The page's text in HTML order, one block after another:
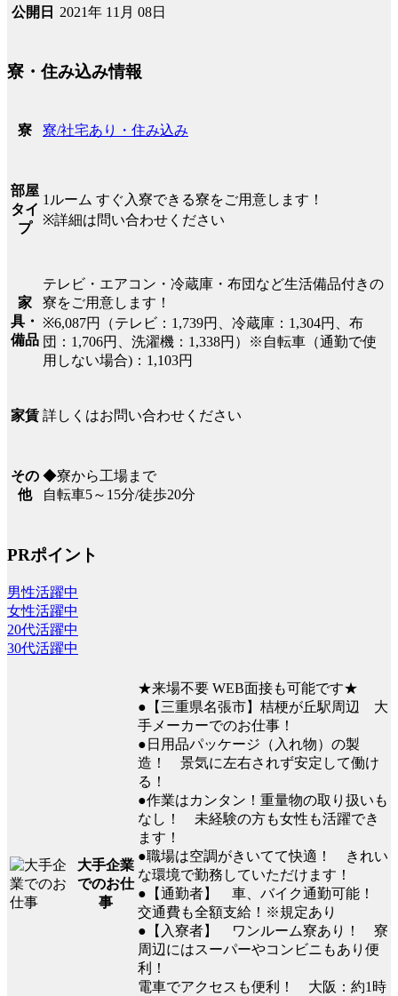
公開日 2021年 11月 08日
寮・住み込み情報
寮 寮/社宅あり・住み込み
部屋
タイ
プ
1ルーム すぐ入寮できる寮をご用意します！
※詳細は問い合わせください
家
具・
備品
テレビ・エアコン・冷蔵庫・布団など生活備品付きの
寮をご用意します！
※6,087円（テレビ：1,739円、冷蔵庫：1,304円、布
団：1,706円、洗濯機：1,338円）※自転車（通勤で使
用しない場合)：1,103円
家賃 詳しくはお問い合わせください
その
他
◆寮から工場まで
自転車5～15分/徒歩20分
PRポイント
男性活躍中
女性活躍中
20代活躍中
30代活躍中
大手企業
でのお仕
事
★来場不要 WEB面接も可能です★
●【三重県名張市】桔梗が丘駅周辺 大
手メーカーでのお仕事！
●日用品パッケージ（入れ物）の製
造！ 景気に左右されず安定して働け
る！
●作業はカンタン！重量物の取り扱いも
なし！ 未経験の方も女性も活躍でき
ます！
●職場は空調がきいてて快適！ きれい
な環境で勤務していただけます！
●【通勤者】 車、バイク通勤可能！
交通費も全額支給！※規定あり
●【入寮者】 ワンルーム寮あり！ 寮
周辺にはスーパーやコンビニもあり便
利！
電車でアクセスも便利！ 大阪：約1時